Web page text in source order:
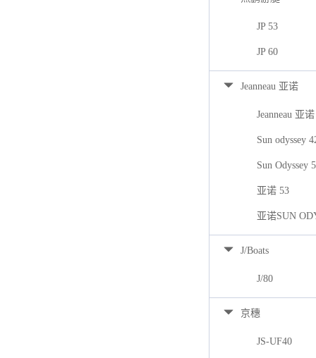
JP 53
JP 60
Jeanneau 亚诺
Jeanneau 亚
Sun odyssey
Sun Odyssey
亚诺 53
亚诺SUN
J/Boats
J/80
京穗
JS-UF40